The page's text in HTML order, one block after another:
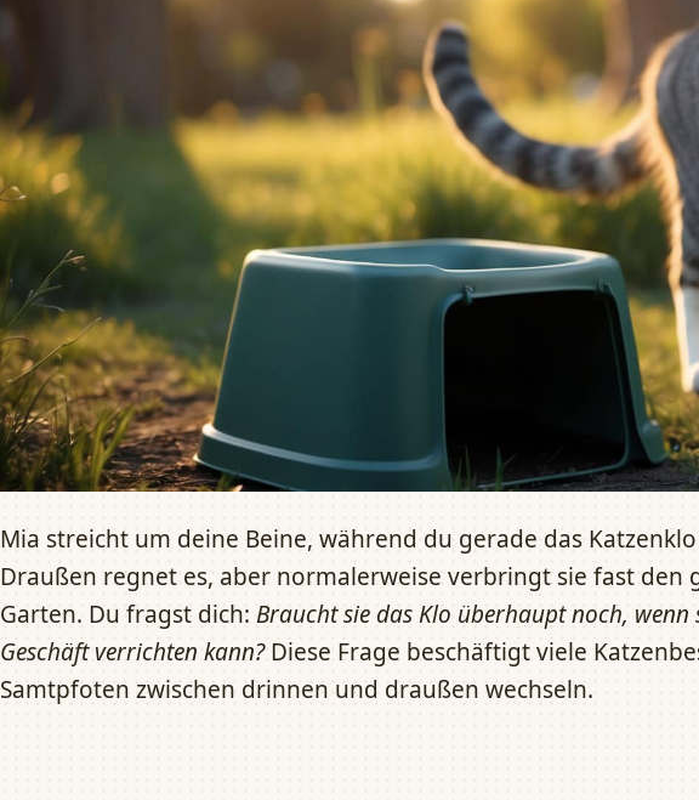
Mia streicht um deine Beine, während du gerade das
Draußen regnet es, aber normalerweise verbringt sie fast den
Garten. Du fragst dich: Braucht sie das Klo überhaupt noch,
Geschäft verrichten kann?Diese Frage beschäftigt viele
Samtpfoten zwischen drinnen und draußen wechseln.